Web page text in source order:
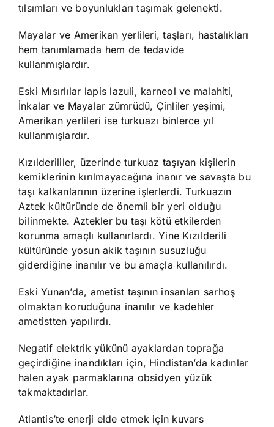
tılsımları ve boyunlukları taşımak gelenekti.
Mayalar ve Amerikan yerlileri, taşları, hastalıkları
hem tanımlamada hem de tedavide
kullanmışlardır.
Eski Mısırlılar lapis lazuli, karneol ve malahiti,
İnkalar ve Mayalar zümrüdü, Çinliler yeşimi,
Amerikan yerlileri ise turkuazı binlerce yıl
kullanmışlardır.
Kızılderililer, üzerinde turkuaz taşıyan kişilerin
kemiklerinin kırılmayacağına inanır ve savaşta bu
taşı kalkanlarının üzerine işlerlerdi. Turkuazın
Aztek kültüründe de önemli bir yeri olduğu
bilinmekte. Aztekler bu taşı kötü etkilerden
korunma amaçlı kullanırlardı. Yine Kızılderili
kültüründe yosun akik taşının susuzluğu
giderdiğine inanılır ve bu amaçla kullanılırdı.
Eski Yunan’da, ametist taşının insanları sarhoş
olmaktan koruduğuna inanılır ve kadehler
ametistten yapılırdı.
Negatif elektrik yükünü ayaklardan toprağa
geçirdiğine inandıkları için, Hindistan’da kadınlar
halen ayak parmaklarına obsidyen yüzük
takmaktadırlar.
Atlantis’te enerji elde etmek için kuvars